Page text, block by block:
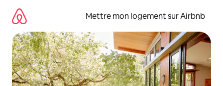
directement
contenu
Mettre mon logement sur Airbnb